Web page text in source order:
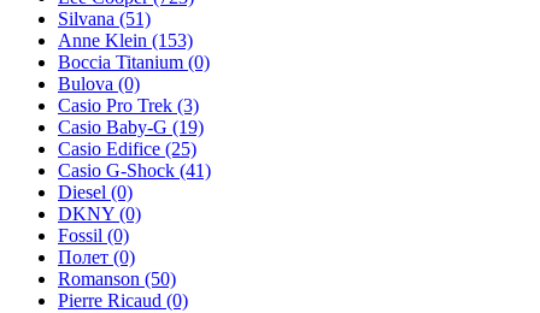
Silvana (51)
Anne Klein (153)
Boccia Titanium (0)
Bulova (0)
Casio Pro Trek (3)
Casio Baby-G (19)
Casio Edifice (25)
Casio G-Shock (41)
Diesel (0)
DKNY (0)
Fossil (0)
Полет (0)
Romanson (50)
Pierre Ricaud (0)